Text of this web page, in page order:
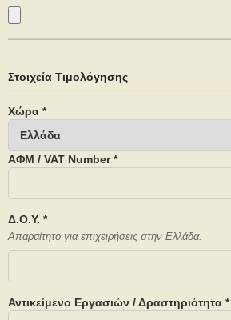
Στοιχεία Τιμολόγησης
Χώρα *
ΑΦΜ / VAT Number *
Δ.Ο.Υ. *
Απαραίτητο για επιχειρήσεις στην Ελλάδα.
Αντικείμενο Εργασιών / Δραστηριότητα *